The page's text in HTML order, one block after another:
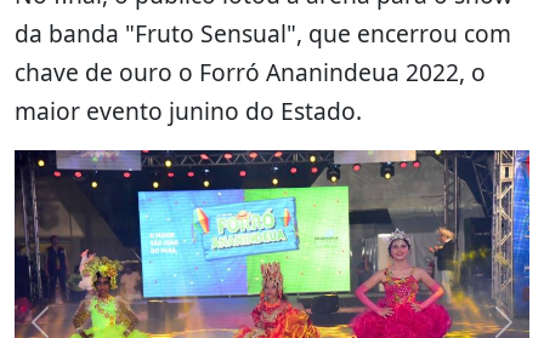
da banda "Fruto Sensual", que encerrou com
chave de ouro o Forró Ananindeua 2022, o
maior evento junino do Estado.